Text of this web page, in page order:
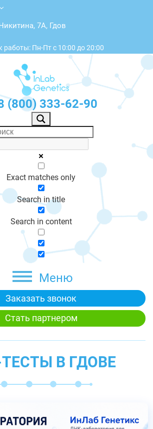
7А, Гдов
работы: Пн-Пт с 10:00 до 20:00
(800) 333-62-90
Exact matches only
Search in title
Search in content
Меню
Заказать звонок
Стать партнером
В ГДОВЕ